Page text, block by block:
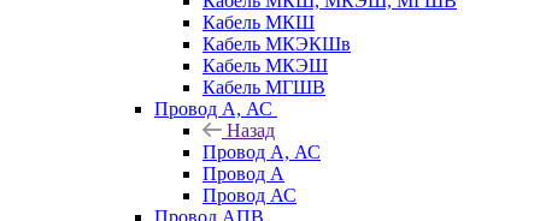
Кабель МКШ
Кабель МКЭКШв
Кабель МКЭШ
Кабель МГШВ
Провод А, АС
Назад
Провод А, АС
Провод А
Провод АС
Провод АПВ